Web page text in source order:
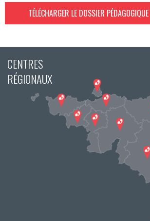
TÉLÉCHARGER LE DOSSIER PÉDAGOGIQUE
CENTRES
RÉGIONAUX